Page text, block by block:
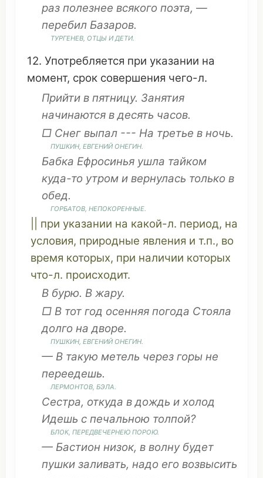
раз полезнее всякого поэта, —
перебил Базаров.
ТУРГЕНЕВ, ОТЦЫ И ДЕТИ.
12. Употребляется при указании на
момент, срок совершения чего-л.
Прийти в пятницу. Занятия
начинаются вдесять часов.
□ Снег выпал --- На третье в ночь.
ПУШКИН, ЕВГЕНИЙ ОНЕГИН.
Бабка Ефросинья ушла тайком
куда-то утром и вернулась только в
обед.
ГОРБАТОВ, НЕПОКОРЕННЫЕ.
|| при указании на какой-л. период, на
условия, природные явления и т.п., во
время которых, при наличии которых
что-л. происходит.
В бурю. В жару.
□ В тот год осенняя погода Стояла
долго надворе.
ПУШКИН, ЕВГЕНИЙ ОНЕГИН.
— В такую метель через горы не
переедешь.
ЛЕРМОНТОВ, БЭЛА.
Сестра, откуда вдождь и холод
Идешь с печальною толпой?
БЛОК, ПЕРЕДВЕЧЕРНЕЮ ПОРОЮ.
— Бастион низок, в волнубудет
пушки заливать, надо его возвысить